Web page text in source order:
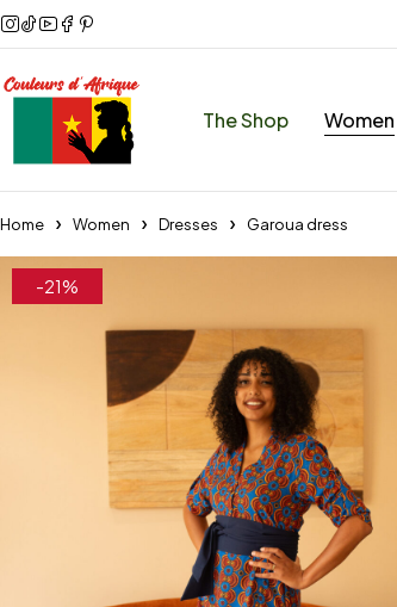
The Shop Women
Home Women Dresses Garoua dress
-21%